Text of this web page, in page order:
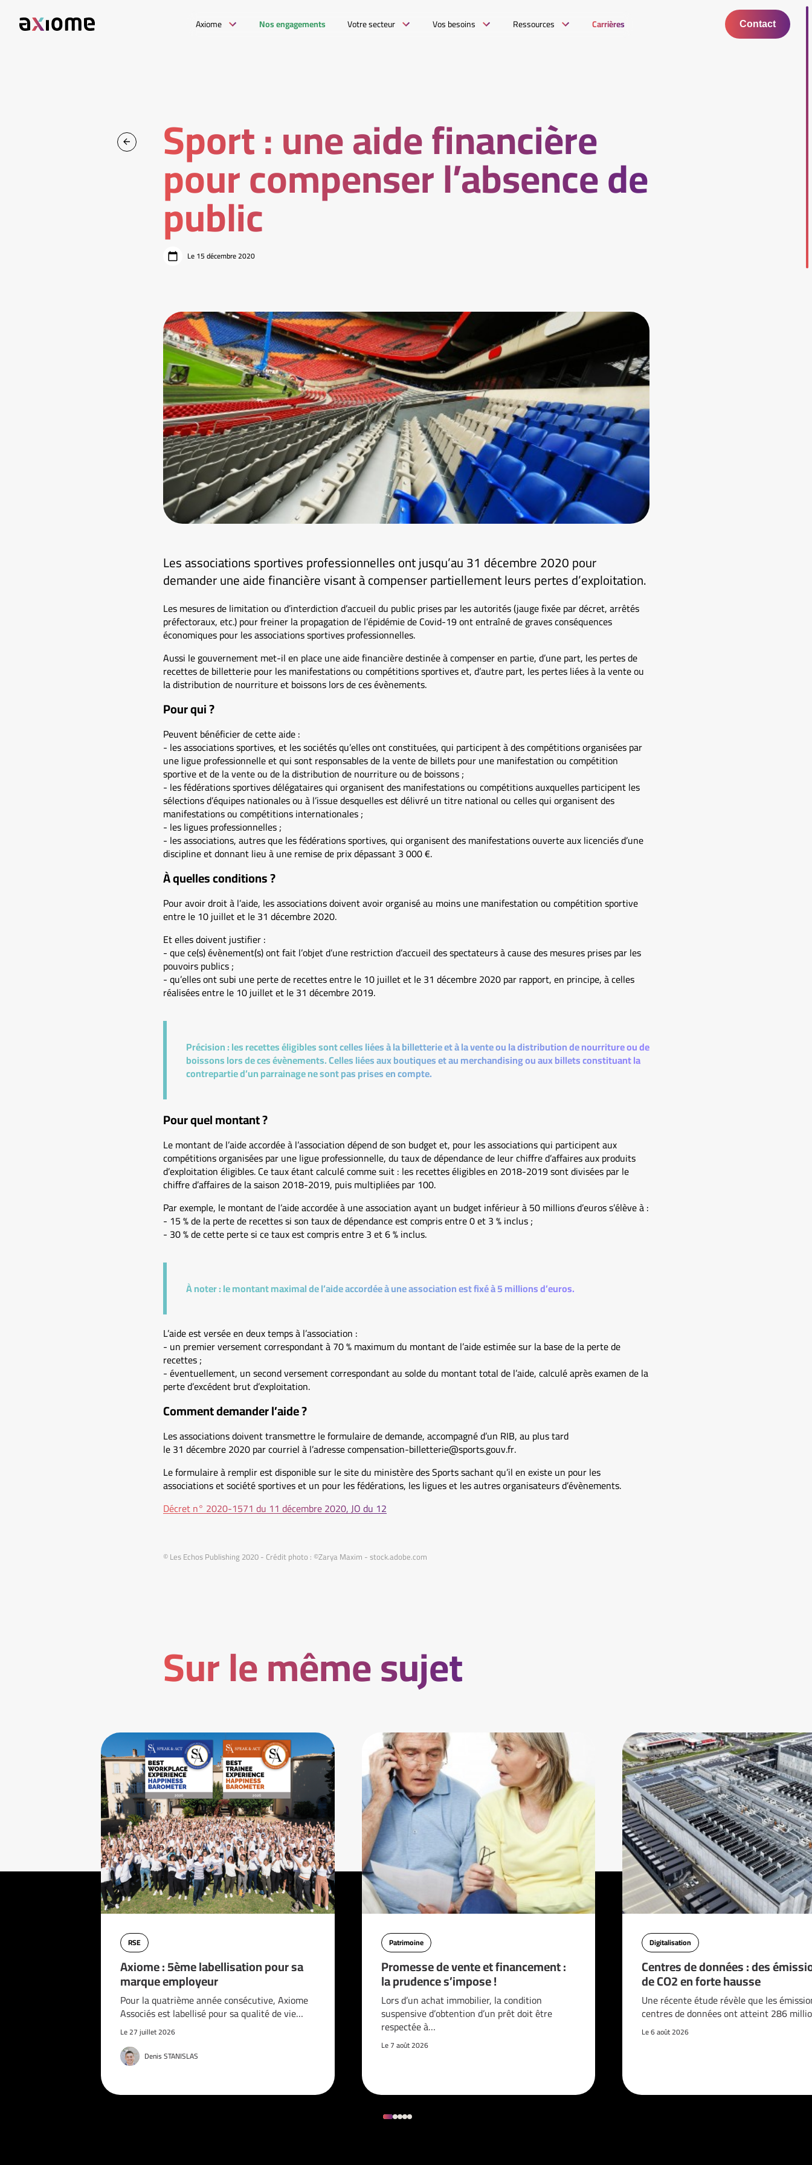
Axiome Nos engagements Votre secteur Vos besoins Ressources Carrières Contact
Sport : une aide financière
pour compenser l’absence de
public
Le 15 décembre 2020
Les associations sportives professionnelles ont jusqu’au 31 décembre 2020 pour
demander une aide financière visant à compenser partiellement leurs pertes d’exploitation.
Les mesures de limitation ou d’interdiction d’accueil du public prises par les autorités (jauge fixée par décret, arrêtés
préfectoraux, etc.) pour freiner la propagation de l’épidémie de Covid-19 ont entraîné de graves conséquences
économiques pour les associations sportives professionnelles.
Aussi le gouvernement met-il en place une aide financière destinée à compenser en partie, d’une part, les pertes de
recettes de billetterie pour les manifestations ou compétitions sportives et, d’autre part, les pertes liées à la vente ou
la distribution de nourriture et boissons lors de ces évènements.
Pour qui ?
Peuvent bénéficier de cette aide :
- les associations sportives, et les sociétés qu’elles ont constituées, qui participent à des compétitions organisées par
une ligue professionnelle et qui sont responsables de la vente de billets pour une manifestation ou compétition
sportive et de la vente ou de la distribution de nourriture ou de boissons ;
- les fédérations sportives délégataires qui organisent des manifestations ou compétitions auxquelles participent les
sélections d’équipes nationales ou à l’issue desquelles est délivré un titre national ou celles qui organisent des
manifestations ou compétitions internationales ;
- les ligues professionnelles ;
- les associations, autres que les fédérations sportives, qui organisent des manifestations ouverte aux licenciés d’une
discipline et donnant lieu à une remise de prix dépassant 3 000 €.
À quelles conditions ?
Pour avoir droit à l’aide, les associations doivent avoir organisé au moins une manifestation ou compétition sportive
entre le 10 juillet et le 31 décembre 2020.
Et elles doivent justifier :
- que ce(s) évènement(s) ont fait l’objet d’une restriction d’accueil des spectateurs à cause des mesures prises par les
pouvoirs publics ;
- qu’elles ont subi une perte de recettes entre le 10 juillet et le 31 décembre 2020 par rapport, en principe, à celles
réalisées entre le 10 juillet et le 31 décembre 2019.
Précision :les recettes éligibles sont celles liées à la billetterie et à la vente ou la distribution de nourriture ou de
boissons lors de ces évènements. Celles liées aux boutiques et au merchandising ou aux billets constituant la
contrepartie d’un parrainage ne sont pas prises en compte.
Pour quel montant ?
Le montant de l’aide accordée à l’association dépend de son budget et, pour les associations qui participent aux
compétitions organisées par une ligue professionnelle, du taux de dépendance de leur chiffre d’affaires aux produits
d’exploitation éligibles. Ce taux étant calculé comme suit : les recettes éligibles en 2018-2019 sont divisées par le
chiffre d’affaires de la saison 2018-2019, puis multipliées par 100.
Par exemple, le montant de l’aide accordée à une association ayant un budget inférieur à 50 millions d’euros s’élève à :
- 15 % de la perte de recettes si son taux de dépendance est compris entre 0 et 3 % inclus ;
- 30 % de cette perte si ce taux est compris entre 3 et 6 % inclus.
À noter :le montant maximal de l’aide accordée à une association est fixé à 5 millions d’euros.
L’aide est versée en deux temps à l’association :
- un premier versement correspondant à 70 % maximum du montant de l’aide estimée sur la base de la perte de
recettes ;
- éventuellement, un second versement correspondant au solde du montant total de l’aide, calculé après examen de la
perte d’excédent brut d’exploitation.
Comment demander l’aide ?
Les associations doivent transmettre le formulaire de demande, accompagné d’un RIB, au plus tard
le 31 décembre 2020 par courriel à l’adresse compensation-billetterie@sports.gouv.fr.
Le formulaire à remplir est disponible sur le site du ministère des Sports sachant qu’il en existe un pour les
associations et société sportives et un pour les fédérations, les ligues et les autres organisateurs d’évènements.
Décret n° 2020-1571 du 11 décembre 2020, JO du 12
© Les Echos Publishing 2020 - Crédit photo : ©Zarya Maxim - stock.adobe.com
Sur le même sujet
RSE
Axiome : 5ème labellisation pour sa
marque employeur
Pour la quatrième année consécutive, Axiome
Associés est labellisé pour sa qualité de vie…
Le 27 juillet 2026
Denis STANISLAS
Patrimoine
Promesse de vente et financement :
la prudence s’impose !
Lors d’un achat immobilier, la condition
suspensive d’obtention d’un prêt doit être
respectée à…
Le 7 août 2026
Digitalisation
Centres de données : des
de CO2 en forte hausse
Une récente étude révèle que les
centres de données ont atteint 286
Le 6 août 2026